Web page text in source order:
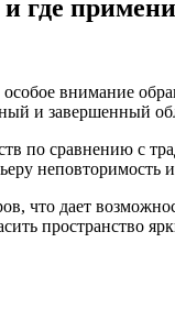
где
особое внимание
и завершенный
по сравнению с
неповторимость
что дает
пространство